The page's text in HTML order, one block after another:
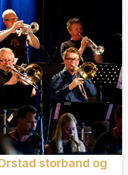
storband og